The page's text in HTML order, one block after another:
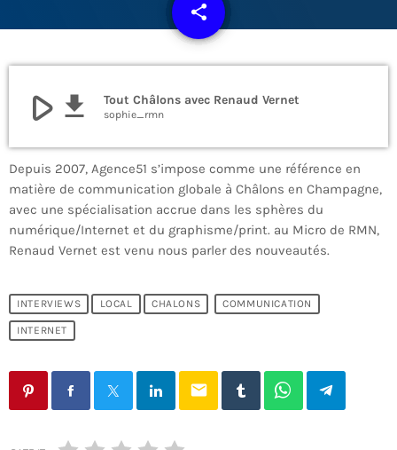
share
email
play_arrowfile_download Tout Châlons avec Renaud Vernet
sophie_rmn
Depuis 2007, Agence51 s’impose comme une référence en
matière de communication globale à Châlons en Champagne,
avec une spécialisation accrue dans les sphères du
numérique/Internet et du graphisme/print. au Micro de RMN,
Renaud Vernet est venu nous parler des nouveautés.
INTERVIEWS LOCAL CHALONS COMMUNICATION
INTERNET
email